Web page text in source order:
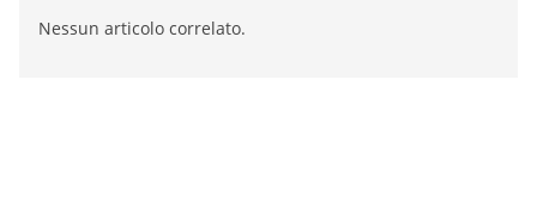
Nessun articolo correlato.